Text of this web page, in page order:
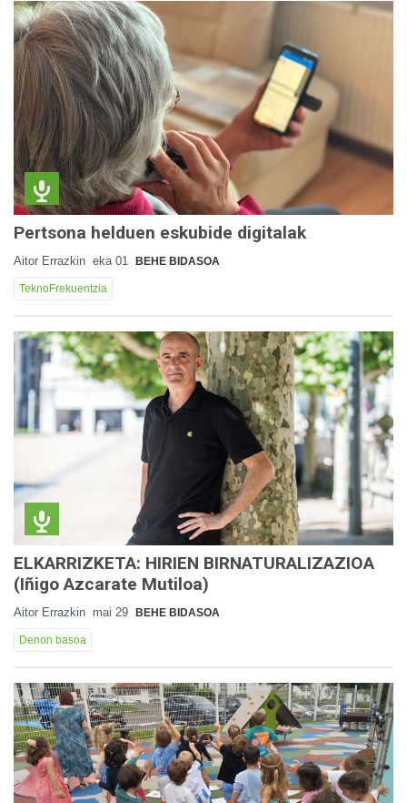
Pertsona helduen eskubide digitalak
Aitor Errazkin eka 01 BEHE BIDASOA
TeknoFrekuentzia
ELKARRIZKETA: HIRIEN BIRNATURALIZAZIOA
(Iñigo Azcarate Mutiloa)
Aitor Errazkin mai 29 BEHE BIDASOA
Denon basoa